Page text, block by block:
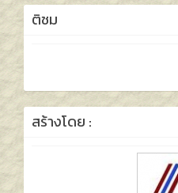
ติชม
สร้างโดย :